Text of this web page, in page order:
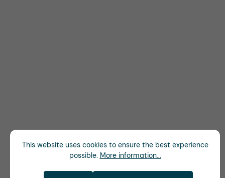
This website uses cookies to ensure the best experience
possible. More information...